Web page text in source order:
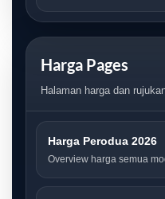
Harga Pages
Halaman harga dan
Harga Perodua 2026
Overview harga semua